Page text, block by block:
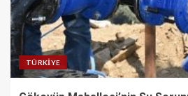
TÜRKIYE